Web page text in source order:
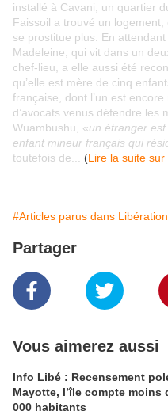
installé à Cavani, un quartier
Faissoil a trouvé un
se prostitue plus. En
Madeleine, qui vit dans un
chef-lieu, a elle aussi été
qu’elle est mère de cinq
française, dont l’un est
d’avocats venus défendre les
Wuambushu, «un étranger est
enfant mineur français qui
toutefois de... (Lire la suite sur
#Articles parus dans Libération
Partager
Vous aimerez aussi
Info Libé : Recensement
Mayotte, l’île compte moins
000 habitants